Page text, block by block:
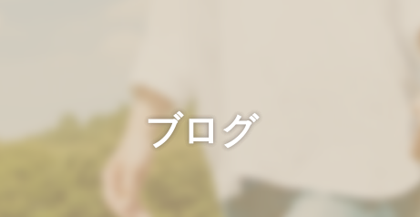
ブログ